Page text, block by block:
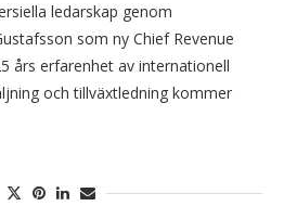
ledarskap genom
som ny Chief Revenue
års erfarenhet av internationell
och tillväxtledning kommer